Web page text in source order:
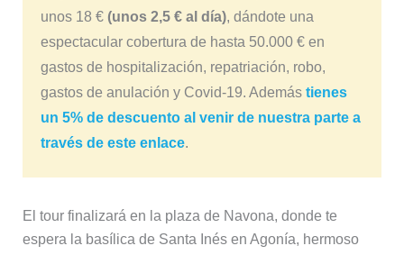
unos 18 € (unos 2,5 € al día), dándote una
espectacular cobertura de hasta 50.000 € en
gastos de hospitalización, repatriación, robo,
gastos de anulación y Covid-19. Además tienes
un 5% de descuento al venir de nuestra parte a
través de este enlace.
El tour finalizará en la plaza de Navona, donde te
espera la basílica de Santa Inés en Agonía, hermoso